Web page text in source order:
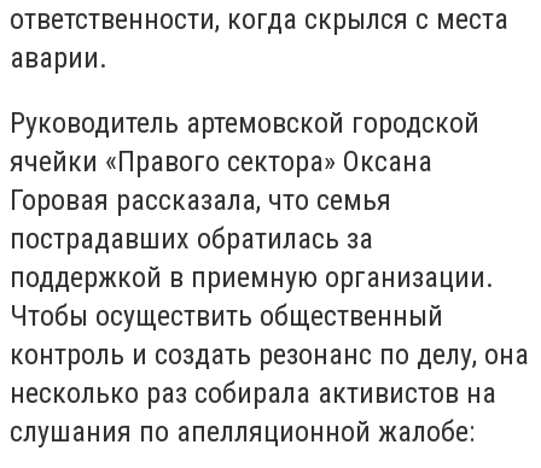
ответственности, когда скрылся с места
аварии.
Руководитель артемовской городской
ячейки «Правого сектора» Оксана
Горовая рассказала, что семья
пострадавших обратилась за
поддержкой в приемную организации.
Чтобы осуществить общественный
контроль и создать резонанс по делу, она
несколько раз собирала активистов на
слушания по апелляционной жалобе: